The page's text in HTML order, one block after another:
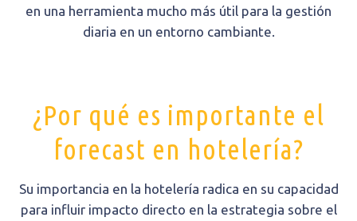
en una herramienta mucho más útil para la gestión
diaria en un entorno cambiante.
¿Por qué es importante el
forecast en hotelería?
Su importancia en la hotelería radica en su capacidad
para influir impacto directo en la estrategia sobre el